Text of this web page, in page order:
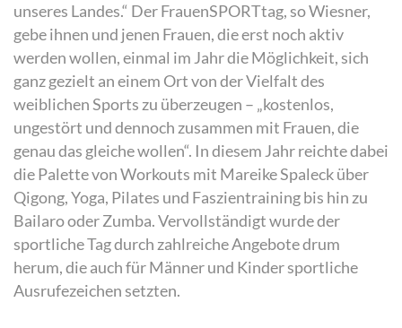
unseres Landes.“ Der FrauenSPORTtag, so Wiesner,
gebe ihnen und jenen Frauen, die erst noch aktiv
werden wollen, einmal im Jahr die Möglichkeit, sich
ganz gezielt an einem Ort von der Vielfalt des
weiblichen Sports zu überzeugen – „kostenlos,
ungestört und dennoch zusammen mit Frauen, die
genau das gleiche wollen“. In diesem Jahr reichte dabei
die Palette von Workouts mit Mareike Spaleck über
Qigong, Yoga, Pilates und Faszientraining bis hin zu
Bailaro oder Zumba. Vervollständigt wurde der
sportliche Tag durch zahlreiche Angebote drum
herum, die auch für Männer und Kinder sportliche
Ausrufezeichen setzten.